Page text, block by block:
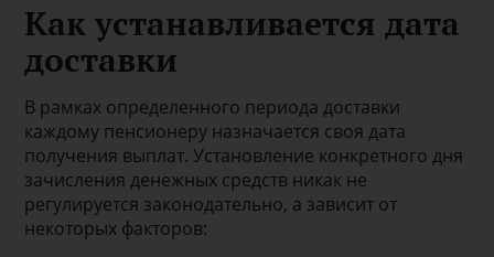
Как устанавливается дата
доставки
В рамках определенного периода доставки
каждому пенсионеру назначается своя дата
получения выплат. Установление конкретного дня
зачисления денежных средств никак не
регулируется законодательно, а зависит от
некоторых факторов: